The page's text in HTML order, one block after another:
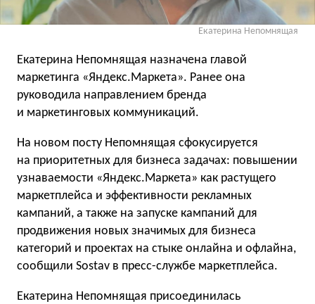
Екатерина Непомнящая
Екатерина Непомнящая назначена главой
маркетинга «Яндекс.Маркета». Ранее она
руководила направлением бренда
и маркетинговых коммуникаций.
На новом посту Непомнящая сфокусируется
на приоритетных для бизнеса задачах: повышении
узнаваемости «Яндекс.Маркета» как растущего
маркетплейса и эффективности рекламных
кампаний, а также на запуске кампаний для
продвижения новых значимых для бизнеса
категорий и проектах на стыке онлайна и офлайна,
сообщили Sostav в пресс-службе маркетплейса.
Екатерина Непомнящая присоединилась